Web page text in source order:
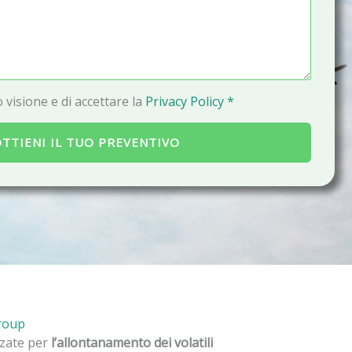
e di accettare la Privacy Policy *
IL TUO PREVENTIVO
per l’allontanamento dei volatili